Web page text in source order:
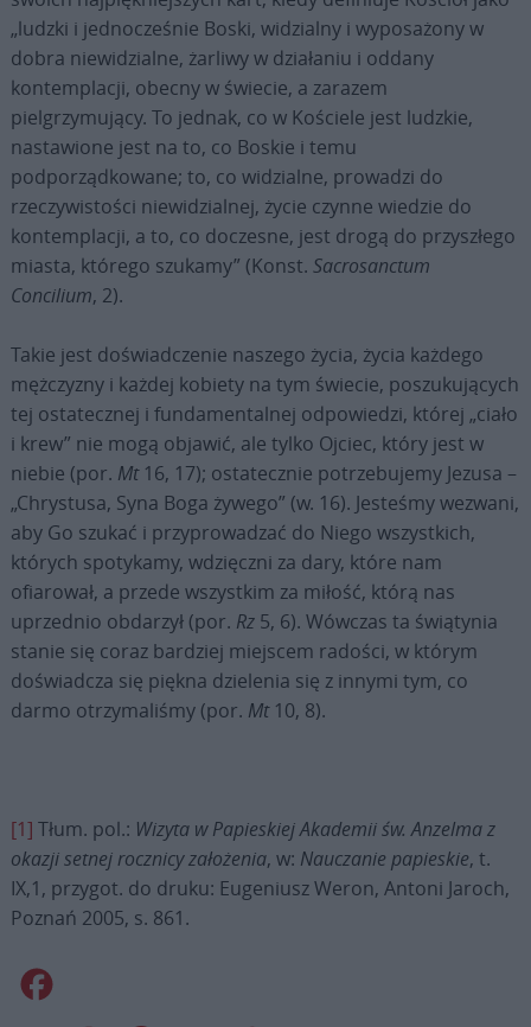
„ludzki i jednocześnie Boski, widzialny i wyposażony w
dobra niewidzialne, żarliwy w działaniu i oddany
kontemplacji, obecny w świecie, a zarazem
pielgrzymujący. To jednak, co w Kościele jest ludzkie,
nastawione jest na to, co Boskie i temu
podporządkowane; to, co widzialne, prowadzi do
rzeczywistości niewidzialnej, życie czynne wiedzie do
kontemplacji, a to, co doczesne, jest drogą do przyszłego
miasta, którego szukamy” (Konst. Sacrosanctum
Concilium, 2).
Takie jest doświadczenie naszego życia, życia każdego
mężczyzny i każdej kobiety na tym świecie, poszukujących
tej ostatecznej i fundamentalnej odpowiedzi, której „ciało
i krew” nie mogą objawić, ale tylko Ojciec, który jest w
niebie (por. Mt16, 17); ostatecznie potrzebujemy Jezusa –
„Chrystusa, Syna Boga żywego” (w. 16). Jesteśmy wezwani,
aby Go szukać i przyprowadzać do Niego wszystkich,
których spotykamy, wdzięczni za dary, które nam
ofiarował, a przede wszystkim za miłość, którą nas
uprzednio obdarzył (por. Rz5, 6). Wówczas ta świątynia
stanie się coraz bardziej miejscem radości, w którym
doświadcza się piękna dzielenia się z innymi tym, co
darmo otrzymaliśmy (por. Mt10, 8).
[1] Tłum. pol.: Wizyta w Papieskiej Akademii św. Anzelma z
okazji setnej rocznicy założenia, w: Nauczanie papieskie, t.
IX,1, przygot. do druku: Eugeniusz Weron, Antoni Jaroch,
Poznań 2005, s. 861.